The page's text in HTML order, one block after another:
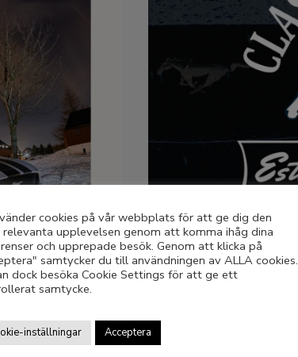
cookies på vår webbplats för att ge dig den
upplevelsen genom att komma ihåg dina
och upprepade besök. Genom att klicka på
samtycker du till användningen av ALLA cookies.
dock besöka Cookie Settings för att ge ett
samtycke.
inställningar Acceptera